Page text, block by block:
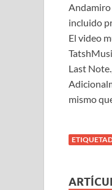
Andamiro
incluido
El video
Last
mismo